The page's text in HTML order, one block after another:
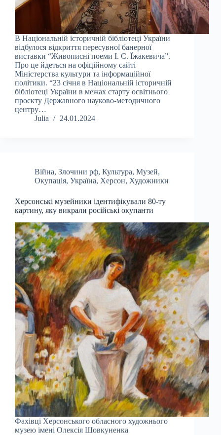
В Національній історичній бібліотеці України
відбулося відкриття пересувної банерної
виставки “Живописні поеми І. С. Їжакевича”.
Про це йдеться на офіційному сайті
Міністерства культури та інформаційної
політики. “23 січня в Національній історичній
бібліотеці України в межах старту освітнього
проєкту Державного науково-методичного
центру…
Julia
24.01.2024
Війна, Злочини рф, Культура, Музей,
Окупація, Україна, Херсон, Художники
Херсонські музейники ідентифікували 80-ту
картину, яку викрали російські окупанти
Фахівці Херсонського обласного художнього
музею імені Олексія Шовкуненка